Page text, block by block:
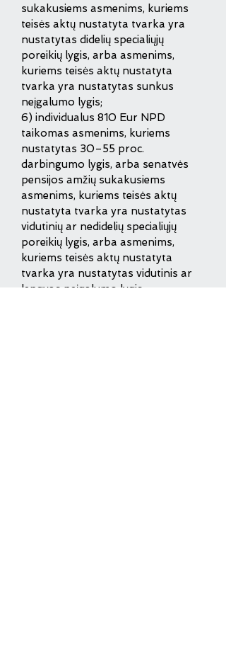
sukakusiems asmenims, kuriems
teisės aktų nustatyta tvarka yra
nustatytas didelių specialiųjų
poreikių lygis, arba asmenims,
kuriems teisės aktų nustatyta
tvarka yra nustatytas sunkus
neįgalumo lygis;
6) individualus 810 Eur NPD
taikomas asmenims, kuriems
nustatytas 30–55 proc.
darbingumo lygis, arba senatvės
pensijos amžių sukakusiems
asmenims, kuriems teisės aktų
nustatyta tvarka yra nustatytas
vidutinių ar nedidelių specialiųjų
poreikių lygis, arba asmenims,
kuriems teisės aktų nustatyta
tvarka yra nustatytas vidutinis ar
lengvas neįgalumo lygis.